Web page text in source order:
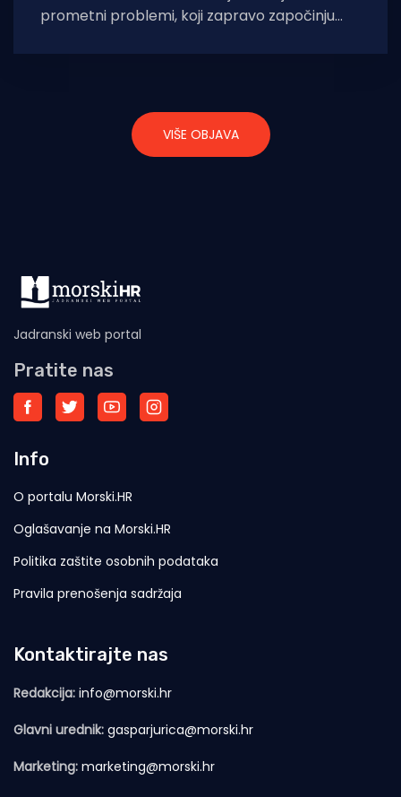
prometni problemi, koji zapravo započinju
VIŠE OBJAVA
Jadranski web portal
Pratite nas
Info
O portalu Morski.HR
Oglašavanje na Morski.HR
Politika zaštite osobnih podataka
Pravila prenošenja sadržaja
Kontaktirajte nas
Redakcija: info@morski.hr
Glavni urednik: gasparjurica@morski.hr
Marketing: marketing@morski.hr